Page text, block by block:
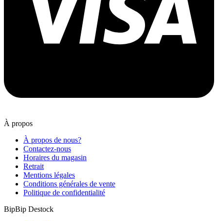
À propos
À propos de nous?
Contactez-nous
Horaires du magasin
Retrait
Mentions légales
Conditions générales de vente
Politique de confidentialité
BipBip Destock